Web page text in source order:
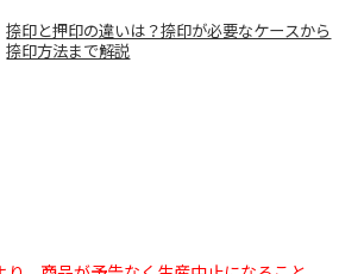
捺印と押印の違いは？捺印が必要なケースから
捺印方法まで解説